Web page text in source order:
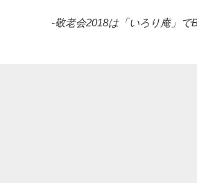
-敬老会2018は「いろり庵」